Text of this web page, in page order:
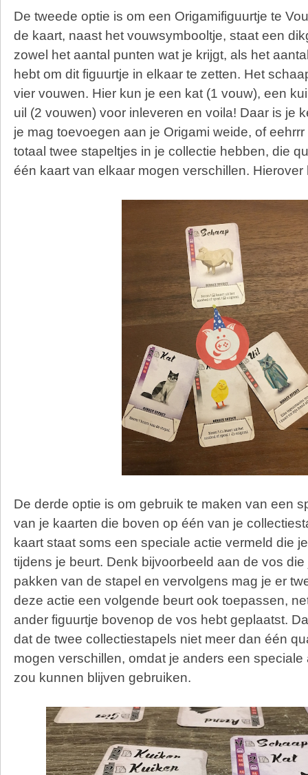
De tweede optie is om een Origamifiguurtje te
de kaart, naast het vouwsymbooltje, staat een
zowel het aantal punten wat je krijgt, als het
hebt om dit figuurtje in elkaar te zetten. Het
vier vouwen. Hier kun je een kat (1 vouw), een
uil (2 vouwen) voor inleveren en voila! Daar is je
je mag toevoegen aan je Origami weide, of
totaal twee stapeltjes in je collectie hebben, die
één kaart van elkaar mogen verschillen. Hierover
De derde optie is om gebruik te maken van een
van je kaarten die boven op één van je
kaart staat soms een speciale actie vermeld die
tijdens je beurt. Denk bijvoorbeeld aan de vos
pakken van de stapel en vervolgens mag je er
deze actie een volgende beurt ook toepassen,
ander figuurtje bovenop de vos hebt geplaatst.
dat de twee collectiestapels niet meer dan één
mogen verschillen, omdat je anders een
zou kunnen blijven gebruiken.